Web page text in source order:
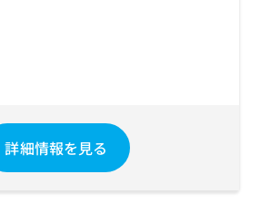
詳細情報を見る